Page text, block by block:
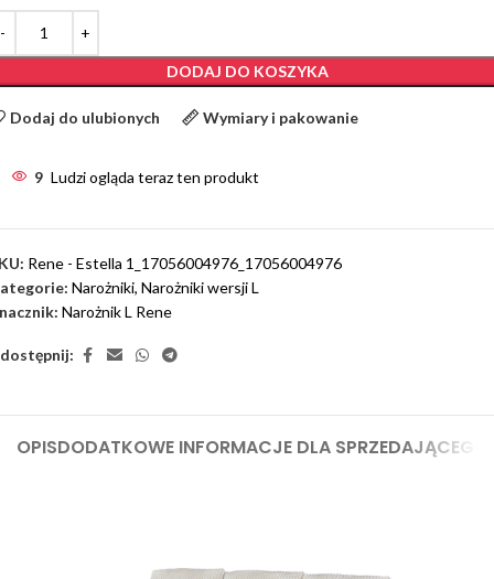
DODAJ DO KOSZYKA
Dodaj do ulubionych Wymiary i pakowanie
9 Ludzi ogląda teraz ten produkt
Rene - Estella 1_17056004976_17056004976
Narożniki, Narożniki wersji L
Narożnik L Rene
OPISDODATKOWE INFORMACJE DLA SPRZEDAJĄCEGO